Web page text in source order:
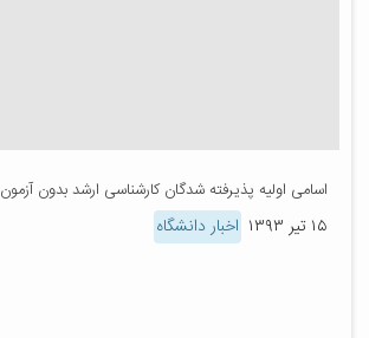
اسامی اولیه پذیرفته شدگان کارشناسی ارشد بدون آزمون 1393
۱۵ تیر ۱۳۹۳ اخبار دانشگاه